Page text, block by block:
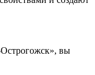
вы